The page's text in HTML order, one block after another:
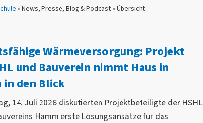
» News, Presse, Blog & Podcast » Übersicht
Wärmeversorgung: Projekt
und Bauverein nimmt Haus in
in den Blick
14. Juli 2026 diskutierten Projektbeteiligte der HSHL
Hamm erste Lösungsansätze für das